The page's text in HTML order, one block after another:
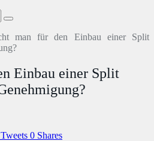
man für den Einbau einer Split
Einbau einer Split
Tweets 0 Shares